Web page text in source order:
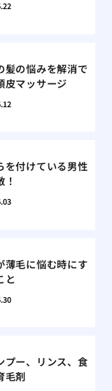
髪の悩みを解消で
皮マッサージ
を付けている男性
！
薄毛に悩む時にす
と
プー、リンス、食
毛剤